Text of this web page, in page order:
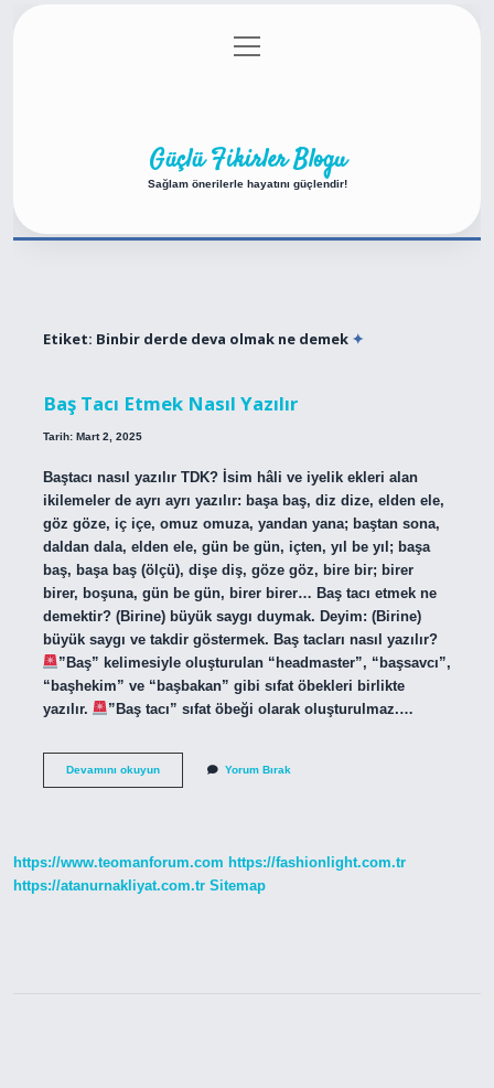
Gizlilik Politikası
menüyü
aç
Güçlü Fikirler Blogu
Sağlam önerilerle hayatını güçlendir!
Etiket: Binbir derde deva olmak ne demek
Baş Tacı Etmek Nasıl Yazılır
Tarih: Mart 2, 2025
Baştacı nasıl yazılır TDK? İsim hâli ve iyelik ekleri alan
ikilemeler de ayrı ayrı yazılır: başa baş, diz dize, elden ele,
göz göze, iç içe, omuz omuza, yandan yana; baştan sona,
daldan dala, elden ele, gün be gün, içten, yıl be yıl; başa
baş, başa baş (ölçü), dişe diş, göze göz, bire bir; birer
birer, boşuna, gün be gün, birer birer… Baş tacı etmek ne
demektir? (Birine) büyük saygı duymak. Deyim: (Birine)
büyük saygı ve takdir göstermek. Baş tacları nasıl yazılır?
”Baş” kelimesiyle oluşturulan “headmaster”, “başsavcı”,
“başhekim” ve “başbakan” gibi sıfat öbekleri birlikte
yazılır.
”Baş tacı” sıfat öbeği olarak oluşturulmaz.…
Devamını okuyunBaş
Yorum Bırak
https://www.teomanforum.com https://fashionlight.com.tr
https://atanurnakliyat.com.tr Sitemap